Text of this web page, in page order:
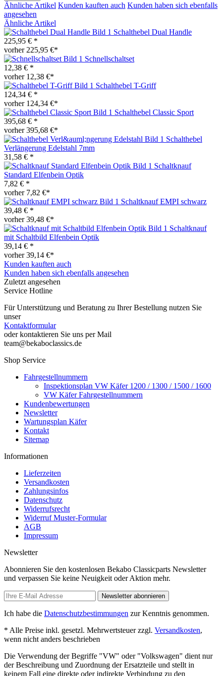
Ähnliche Artikel Kunden kauften auch Kunden haben sich ebenfalls
angesehen
Ähnliche Artikel
Schalthebel Dual Handle
225,95 € *
vorher 225,95 €*
Schnellschaltset
12,38 € *
vorher 12,38 €*
Schalthebel T-Griff
124,34 € *
vorher 124,34 €*
Schalthebel Classic Sport
395,68 € *
vorher 395,68 €*
Schalthebel
Verlängerung Edelstahl 7mm
31,58 € *
Schaltknauf
Standard Elfenbein Optik
7,82 € *
vorher 7,82 €*
Schaltknauf EMPI schwarz
39,48 € *
vorher 39,48 €*
Schaltknauf
mit Schaltbild Elfenbein Optik
39,14 € *
vorher 39,14 €*
Kunden kauften auch
Kunden haben sich ebenfalls angesehen
Zuletzt angesehen
Service Hotline
Für Unterstützung und Beratung zu Ihrer Bestellung nutzen Sie
unser
Kontaktformular
oder kontaktieren Sie uns per Mail
team@bekaboclassics.de
Shop Service
Fahrgestellnummern
Inspektionsplan VW Käfer 1200 / 1300 / 1500 / 1600
VW Käfer Fahrgestellnummern
Kundenbewertungen
Newsletter
Wartungsplan Käfer
Kontakt
Sitemap
Informationen
Lieferzeiten
Versandkosten
Zahlungsinfos
Datenschutz
Widerrufsrecht
Widerruf Muster-Formular
AGB
Impressum
Newsletter
Abonnieren Sie den kostenlosen Bekabo Classicparts Newsletter
und verpassen Sie keine Neuigkeit oder Aktion mehr.
Newsletter abonnieren
Ich habe die Datenschutzbestimmungen zur Kenntnis genommen.
* Alle Preise inkl. gesetzl. Mehrwertsteuer zzgl. Versandkosten,
wenn nicht anders beschrieben
Die Verwendung der Begriffe "VW" oder "Volkswagen" dient nur
der Beschreibung und Zuordnung der Ersatzteile und stellt in
keinem Fall eine direkte oder indirekte Verbindung zu den